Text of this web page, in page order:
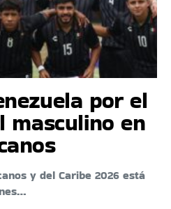
por el
en
y del Caribe 2026 está